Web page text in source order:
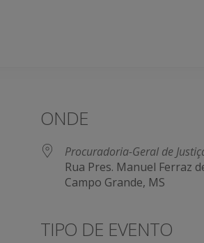
ONDE
Procuradoria-Geral de
Rua Pres. Manuel Ferraz
Campo Grande, MS
TIPO DE EVENTO